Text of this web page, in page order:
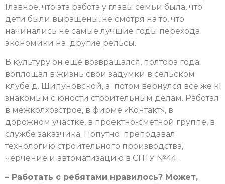
Главное, что эта работа у главы семьи была, что
дети были выращены, не смотря на то, что
начинались не самые лучшие годы перехода
экономики на другие рельсы.
В культуру он ещё возвращался, полтора года
воплощал в жизнь свои задумки в сельском
клубе д. Шипуновской, а потом вернулся всё же к
знакомым с юности строительным делам. Работал
в межколхозстрое, в фирме «Контакт», в
дорожном участке, в проектно-сметной группе, в
службе заказчика. Попутно преподавал
технологию строительного производства,
черчение и автоматизацию в СПТУ №44.
– Работать с ребятами нравилось? Может,